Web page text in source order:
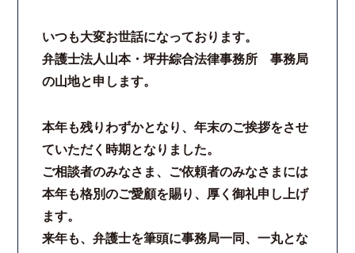
ご相談の流れ
弁護士費用
解決事例
お客様の声
採用情報
いつも大変お世話になっております。
弁護士法人山本・坪井綜合法律事務所 事務局
の山地と申します。
本年も残りわずかとなり、年末のご挨拶をさせ
ていただく時期となりました。
ご相談者のみなさま、ご依頼者のみなさまには
本年も格別のご愛顧を賜り、厚く御礼申し上げ
ます。
来年も、弁護士を筆頭に事務局一同、一丸とな